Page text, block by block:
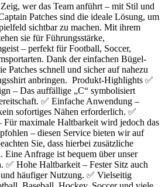
wer das Team anführt – mit Stil und
Patches sind die ideale Lösung, um
sichtbar zu machen. Mit ihrem
sie für Führungsstärke,
– perfekt für Football, Soccer,
Dank der einfachen Bügel-
Patches schnell und sicher auf nahezu
anbringen. Produkt-Highlights ✅
– Das auffällige „C“ symbolisiert
✅ Einfache Anwendung –
sofortiges Nähen erforderlich. ✅
Für maximale Haltbarkeit wird jedoch das
– diesen Service bieten wir auf
Sie, dass hierbei zusätzliche
Eine Anfrage ist bequem über unser
Hohe Haltbarkeit – Fester Sitz auch
häufiger Nutzung. ✅ Vielseitig